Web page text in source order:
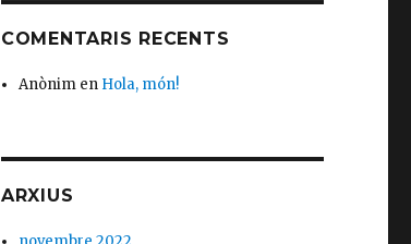
COMENTARIS RECENTS
Anònim en Hola, món!
ARXIUS